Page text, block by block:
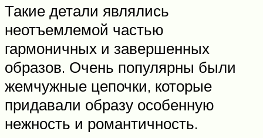
Такие детали являлись
неотъемлемой частью
гармоничных и завершенных
образов. Очень популярны были
жемчужные цепочки, которые
придавали образу особенную
нежность и романтичность.